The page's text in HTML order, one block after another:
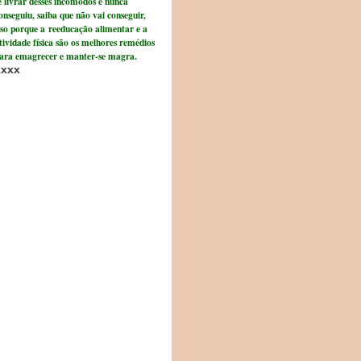
saiba que não vai conseguir,
porque a reeducação alimentar e a
física são os melhores remédios
emagrecer e manter-se magra.